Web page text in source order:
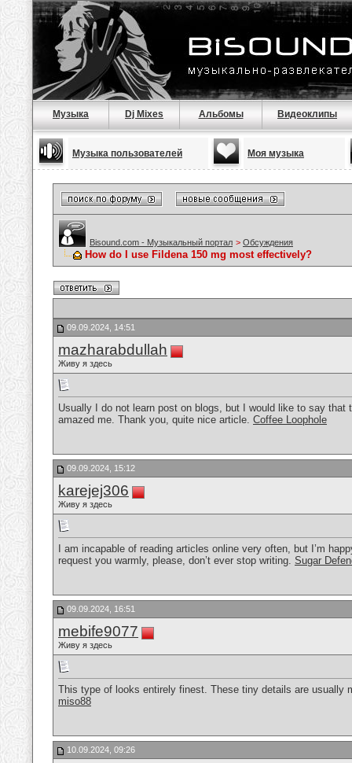
Музыка Dj Mixes Альбомы Видеоклипы
Музыка пользователей Моя музыка
Bisound.com - Музыкальный портал > Обсуждения
How do I use Fildena 150 mg most effectively?
09.09.2024, 14:51
mazharabdullah
Живу я здесь
Usually I do not learn post on blogs, but I would like to say
amazed me. Thank you, quite nice article. Coffee Loophole
09.09.2024, 15:12
karejej306
Живу я здесь
I am incapable of reading articles online very often, but I’m
request you warmly, please, don’t ever stop writing. Sugar
09.09.2024, 16:51
mebife9077
Живу я здесь
This type of looks entirely finest. These tiny details are
miso88
10.09.2024, 09:26